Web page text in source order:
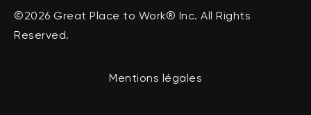
©2026 Great Place to Work® Inc. All Rights
Reserved.
Mentions légales